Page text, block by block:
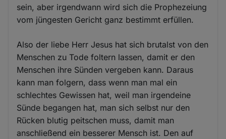
sein, aber irgendwann wird sich die Prophezeiung
vom jüngesten Gericht ganz bestimmt erfüllen.
Also der liebe Herr Jesus hat sich brutalst von den
Menschen zu Tode foltern lassen, damit er den
Menschen ihre Sünden vergeben kann. Daraus
kann man folgern, dass wenn man mal ein
schlechtes Gewissen hat, weil man irgendeine
Sünde begangen hat, man sich selbst nur den
Rücken blutig peitschen muss, damit man
anschließend ein besserer Mensch ist. Den auf